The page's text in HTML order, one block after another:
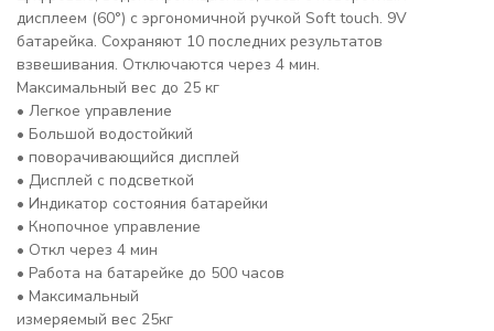
дисплеем (60°) с эргономичной ручкой Soft touch. 9V
батарейка. Сохраняют 10 последних результатов
взвешивания. Отключаются через 4 мин.
Максимальный вес до 25 кг
• Легкое управление
• Большой водостойкий
• поворачивающийся дисплей
• Дисплей с подсветкой
• Индикатор состояния батарейки
• Кнопочное управление
• Откл через 4 мин
• Работа на батарейке до 500 часов
• Максимальный
измеряемый вес 25кг